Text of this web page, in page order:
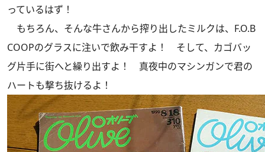
っているはず！
もちろん、そんな牛さんから搾り出したミルクは、F.O.B
COOPのグラスに注いで飲み干すよ！ そして、カゴバッ
グ片手に街へと繰り出すよ！ 真夜中のマシンガンで君の
ハートも撃ち抜けるよ！